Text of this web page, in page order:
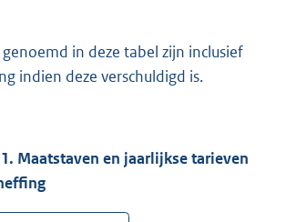
in deze tabel zijn inclusief
indien deze verschuldigd is.
Maatstaven en jaarlijkse tarieven